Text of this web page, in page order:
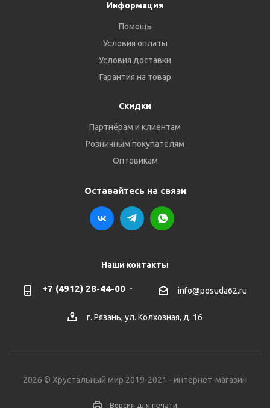
Информация
Помощь
Условия оплаты
Условия доставки
Гарантия на товар
Скидки
Партнёрам и клиентам
Розничным покупателям
Оптовикам
Оставайтесь на связи
Наши контакты
+7 (4912) 28-44-00 info@posuda62.ru
г. Рязань, ул. Колхозная, д. 16
2026 © Хрустальный мир 2019-2021 - интернет-магазин
Версия для печати